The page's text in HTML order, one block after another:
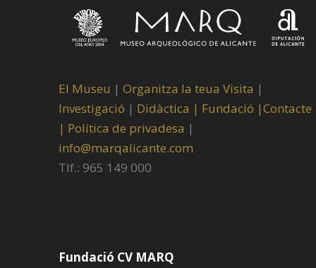
El Museu | Organitza la teua Visita |
Investigació | Didàctica | Fundació |Contacte
| Política de privadesa |
info@marqalicante.com
Tlf.: 965 149 000
Fundació CV MARQ